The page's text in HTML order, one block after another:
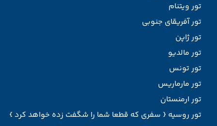
تور ویتنام
تور آفریقای جنوبی
تور ژاپن
تور مالدیو
تور تونس
تور مارماریس
تور ارمنستان
تور روسیه { سفری که قطعا شما را شگفت زده خواهد کرد }